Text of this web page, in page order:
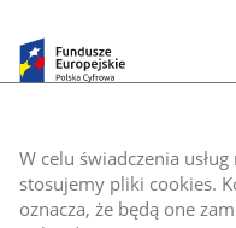
W celu świadczenia
stosujemy pliki cookies.
oznacza, że będą one